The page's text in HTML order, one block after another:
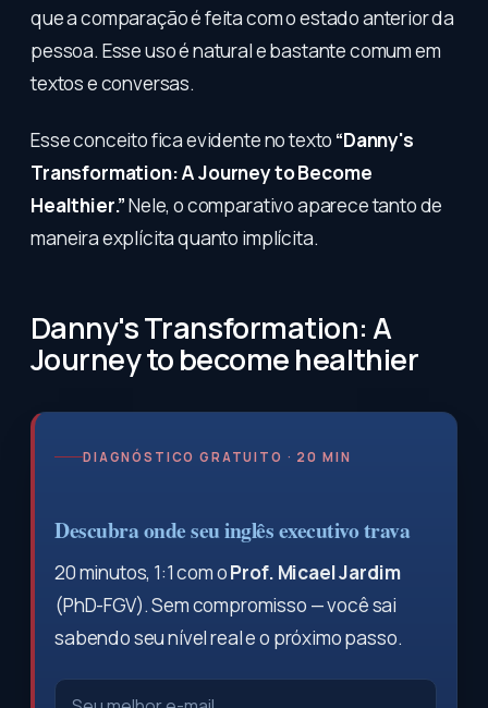
que a comparação é feita com o estado anterior da
pessoa. Esse uso é natural e bastante comum em
textos e conversas.
Esse conceito fica evidente no texto “Danny's
Transformation: A Journey to Become
Healthier.”Nele, o comparativo aparece tanto de
maneira explícita quanto implícita.
Danny's Transformation: A
Journey to become healthier
DIAGNÓSTICO GRATUITO · 20 MIN
Descubra onde seu inglês executivo trava
20 minutos, 1:1 com oProf. Micael Jardim
(PhD-FGV). Sem compromisso — você sai
sabendo seu nível real e o próximo passo.